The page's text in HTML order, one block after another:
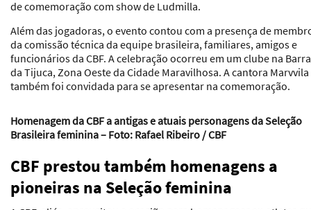
de comemoração com show de Ludmilla.
Além das jogadoras, o evento contou com a presença de
da comissão técnica da equipe brasileira, familiares, amigos e
funcionários da CBF. A celebração ocorreu em um clube na Barra
da Tijuca, Zona Oeste da Cidade Maravilhosa. A cantora Marvvila
também foi convidada para se apresentar na comemoração.
Homenagem da CBF a antigas e atuais personagens da Seleção
Brasileira feminina – Foto: Rafael Ribeiro / CBF
CBF prestou também homenagens a
pioneiras na Seleção feminina